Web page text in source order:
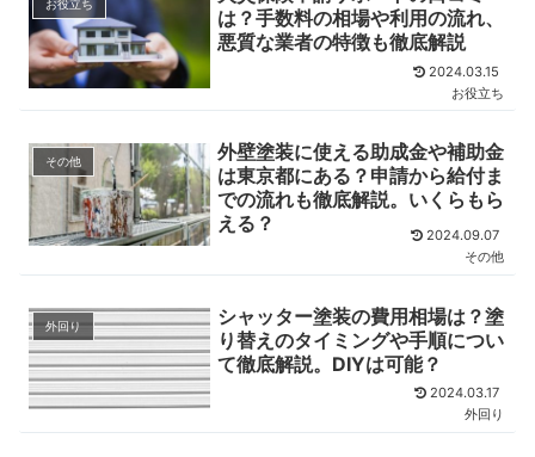
お役立ち
は？手数料の相場や利用の流れ、
悪質な業者の特徴も徹底解説
2024.03.15
お役立ち
その他
外壁塗装に使える助成金や補助金
は東京都にある？申請から給付ま
での流れも徹底解説。いくらもら
える？
2024.09.07
その他
外回り
シャッター塗装の費用相場は？塗
り替えのタイミングや手順につい
て徹底解説。DIYは可能？
2024.03.17
外回り